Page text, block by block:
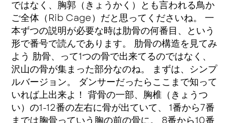
ではなく、胸郭（きょうかく）とも言われる鳥か
ご全体（Rib Cage）だと思ってくださいね。 一
本ずつの説明が必要な時は肋骨の何番目、という
形で番号で読んであります。 肋骨の構造を見てみ
よう 肋骨、って1つの骨で出来てるのではなく、
沢山の骨が集まった部分なのね。 まずは、シンプ
ルバージョン。 ダンサーだったらここまで知って
いれば上出来よ！ 背骨の一部、胸椎（きょうつ
い）の1-12番の左右に骨が出ていて、 1番から7番